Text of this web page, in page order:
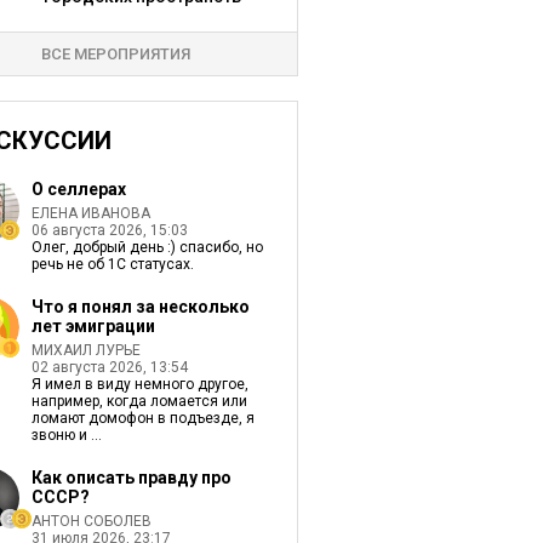
ВСЕ МЕРОПРИЯТИЯ
О селлерах
ЕЛЕНА ИВАНОВА
06 августа 2026, 15:03
Олег, добрый день :) спасибо, но
речь не об 1С статусах.
Что я понял за несколько
лет эмиграции
МИХАИЛ ЛУРЬЕ
02 августа 2026, 13:54
Я имел в виду немного другое,
например, когда ломается или
ломают домофон в подъезде, я
звоню и ...
Как описать правду про
СССР?
АНТОН СОБОЛЕВ
31 июля 2026, 23:17